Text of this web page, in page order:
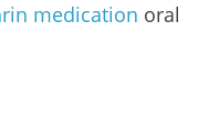
medication oral